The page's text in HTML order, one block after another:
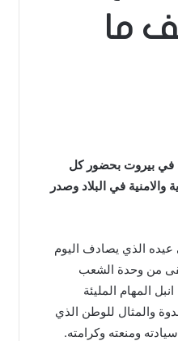
ما
في بيروت بحضور كل
في البلاد وصدر
عيده الذي يصادف اليوم
من وحدة الشعب
المهام المليئة
والمثال للوطن الذي
ومنعته وكرامته.